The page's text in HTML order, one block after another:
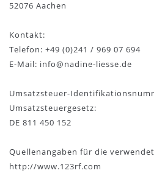
52076 Aachen
Kontakt:
Telefon: +49 (0)241 / 969 07 694
E-Mail: info@nadine-liesse.de
Umsatzsteuer-
Umsatzsteuergesetz:
DE 811 450 152
Quellenangaben für die
http://www.123rf.com